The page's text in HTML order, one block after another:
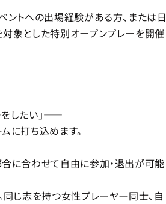
ントへの出場経験がある方、または日
象とした特別オープンプレーを開催
をしたい」——
に打ち込めます。
に合わせて自由に参加・退出が可能
同じ志を持つ女性プレーヤー同士、自